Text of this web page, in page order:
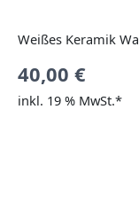
Weißes Keramik
40,00 €
inkl. 19 % MwSt.*